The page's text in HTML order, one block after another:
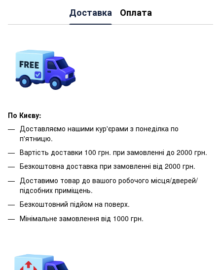
Доставка Оплата
По Києву:
Доставляємо нашими кур'єрами з понеділка по
п'ятницю.
Вартість доставки 100 грн. при замовленні до 2000 грн.
Безкоштовна доставка при замовленні від 2000 грн.
Доставимо товар до вашого робочого місця/дверей/
підсобних приміщень.
Безкоштовний підйом на поверх.
Мінімальне замовлення від 1000 грн.